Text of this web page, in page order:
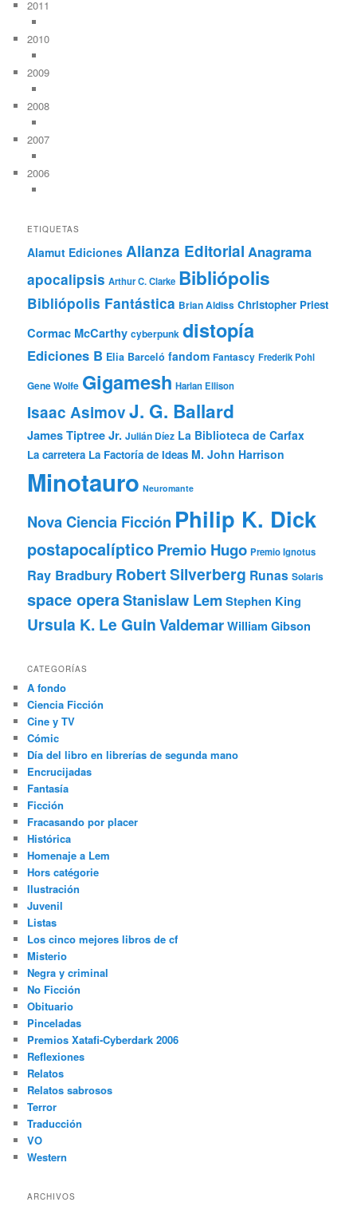
2011
2010
2009
2008
2007
2006
ETIQUETAS
Alamut Ediciones Alianza Editorial Anagrama
apocalipsis Arthur C. Clarke Bibliópolis
Bibliópolis Fantástica Brian Aldiss Christopher Priest
Cormac McCarthy cyberpunk distopía
Ediciones B Elia Barceló fandom Fantascy Frederik Pohl
Gene Wolfe Gigamesh Harlan Ellison
Isaac AsimovJ. G. Ballard
James Tiptree Jr. Julián Díez La Biblioteca de Carfax
La carretera La Factoría de Ideas M. John Harrison
Minotauro Neuromante
Nova Ciencia Ficción Philip K. Dick
postapocalípticoPremio Hugo Premio Ignotus
Ray Bradbury Robert Silverberg Runas Solaris
space operaStanislaw Lem Stephen King
Ursula K. Le GuinValdemarWilliam Gibson
CATEGORÍAS
A fondo
Ciencia Ficción
Cine y TV
Cómic
Día del libro en librerías de segunda mano
Encrucijadas
Fantasía
Ficción
Fracasando por placer
Histórica
Homenaje a Lem
Hors catégorie
Ilustración
Juvenil
Listas
Los cinco mejores libros de cf
Misterio
Negra y criminal
No Ficción
Obituario
Pinceladas
Premios Xatafi-Cyberdark 2006
Reflexiones
Relatos
Relatos sabrosos
Terror
Traducción
VO
Western
ARCHIVOS